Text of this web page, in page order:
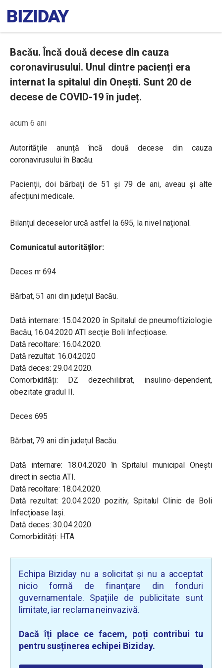
Bacău. Încă două decese din cauza
coronavirusului. Unul dintre pacienți era
internat la spitalul din Onești. Sunt 20 de
decese de COVID-19 în județ.
acum 6 ani
Autoritățile anunță încă două decese din cauza
coronavirusului în Bacău.
Pacienții, doi bărbați de 51 și 79 de ani, aveau și alte
afecțiuni medicale.
Bilanțul deceselor urcă astfel la 695, la nivel național.
Comunicatul autorităților:
Deces nr 694
Bărbat, 51 ani din județul Bacău.
Dată internare: 15.04.2020 în Spitalul de pneumoftiziologie
Bacău, 16.04.2020 ATI secție Boli Infecțioase.
Dată recoltare: 16.04.2020.
Dată rezultat: 16.04.2020
Dată deces: 29.04.2020.
Comorbidități: DZ dezechilibrat, insulino-dependent,
obezitate gradul II.
Deces 695
Bărbat, 79 ani din județul Bacău.
Dată internare: 18.04.2020 în Spitalul municipal Onești
direct in sectia ATI.
Dată recoltare: 18.04.2020.
Dată rezultat: 20.04.2020 pozitiv, Spitalul Clinic de Boli
Infecțioase Iași.
Dată deces: 30.04.2020.
Comorbidități: HTA.
Echipa Biziday nu a solicitat și nu a acceptat
nicio formă de finanțare din fonduri
guvernamentale. Spațiile de publicitate sunt
limitate, iar reclama neinvazivă.
Dacă îți place ce facem, poți contribui tu
pentru susținerea echipei Biziday.